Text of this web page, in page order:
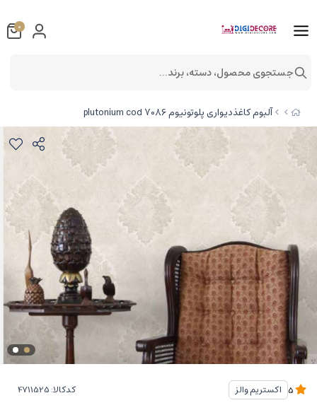
آلبوم کاغذدیواری پلوتونیوم plutonium cod 7086
اکستریم والز کدکالا:
0
جستجوی محصول، دسته، برند...